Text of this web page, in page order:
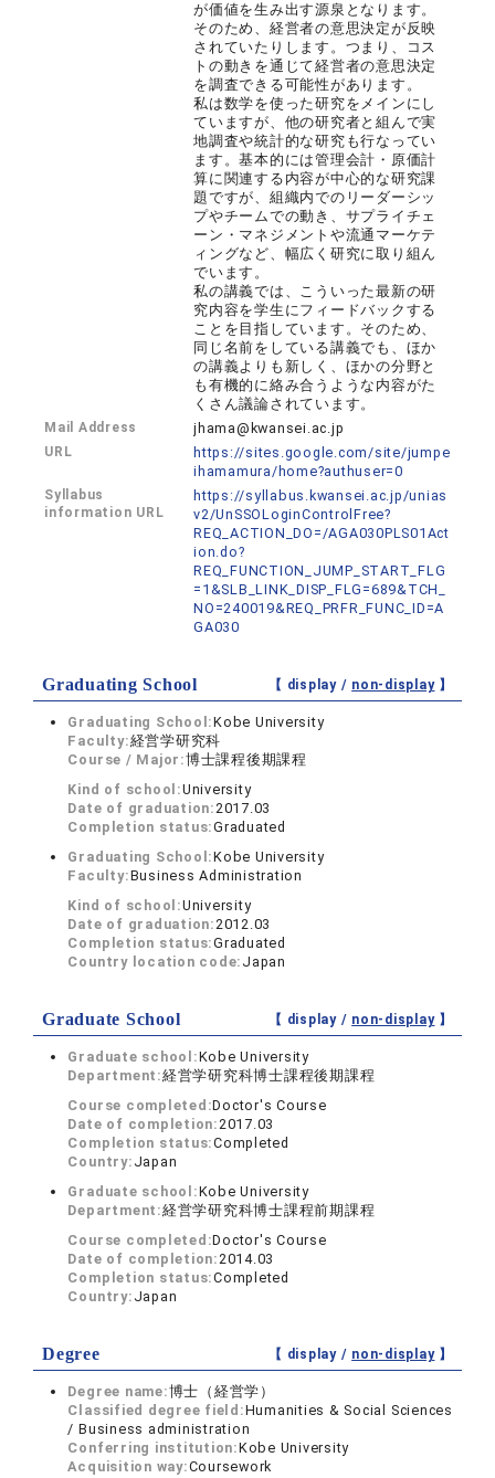
が価値を生み出す源泉となります。
そのため、経営者の意思決定が反映
されていたりします。つまり、コス
トの動きを通じて経営者の意思決定
を調査できる可能性があります。
私は数学を使った研究をメインにし
ていますが、他の研究者と組んで実
地調査や統計的な研究も行なってい
ます。基本的には管理会計・原価計
算に関連する内容が中心的な研究課
題ですが、組織内でのリーダーシッ
プやチームでの動き、サプライチェ
ーン・マネジメントや流通マーケテ
ィングなど、幅広く研究に取り組ん
でいます。
私の講義では、こういった最新の研
究内容を学生にフィードバックする
ことを目指しています。そのため、
同じ名前をしている講義でも、ほか
の講義よりも新しく、ほかの分野と
も有機的に絡み合うような内容がた
くさん議論されています。
Mail Address jhama@kwansei.ac.jp
URL
https://sites.google.com/site/jumpe
ihamamura/home?authuser=0
Syllabus
information URL
https://syllabus.kwansei.ac.jp/unias
v2/UnSSOLoginControlFree?
REQ_ACTION_DO=/AGA030PLS01Act
ion.do?
REQ_FUNCTION_JUMP_START_FLG
=1&SLB_LINK_DISP_FLG=689&TCH_
NO=240019&REQ_PRFR_FUNC_ID=A
GA030
Graduating School 【 display / non-display】
Graduating School:Kobe University
Faculty:経営学研究科
Course / Major:博士課程後期課程
Kind of school:University
Date of graduation:2017.03
Completion status:Graduated
Graduating School:Kobe University
Faculty:Business Administration
Kind of school:University
Date of graduation:2012.03
Completion status:Graduated
Country location code: Japan
Graduate School 【 display / non-display】
Graduate school:Kobe University
Department:経営学研究科博士課程後期課程
Course completed:Doctor's Course
Date of completion:2017.03
Completion status:Completed
Country: Japan
Graduate school:Kobe University
Department:経営学研究科博士課程前期課程
Course completed:Doctor's Course
Date of completion:2014.03
Completion status:Completed
Country: Japan
Degree 【 display / non-display】
Degree name:博士（経営学）
Classified degree field:Humanities & Social Sciences
/ Business administration
Conferring institution:Kobe University
Acquisition way:Coursework